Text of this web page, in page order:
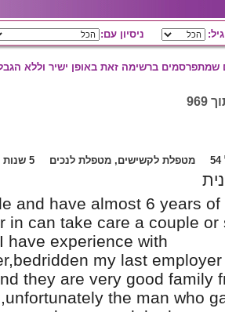
גיל: ניסיון עם:
שמתפרסמים ברשימה זאת באופן ישיר וללא
מטפלת לקשישים, מטפלת לנכים 5 שנות נסיון
and have almost 6 years of
in can take care a couple or
have experience with
my last
they are very good family
the man who